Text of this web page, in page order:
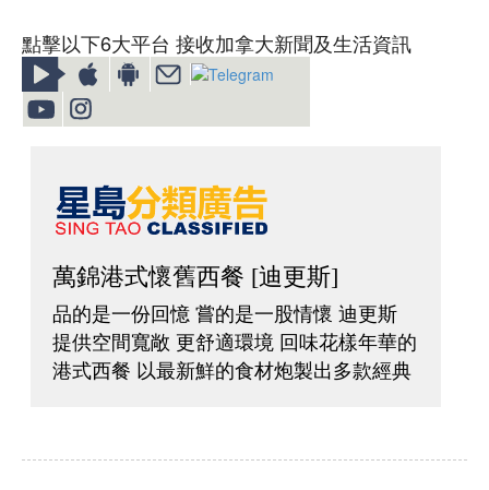
點擊以下6大平台 接收加拿大新聞及生活資訊